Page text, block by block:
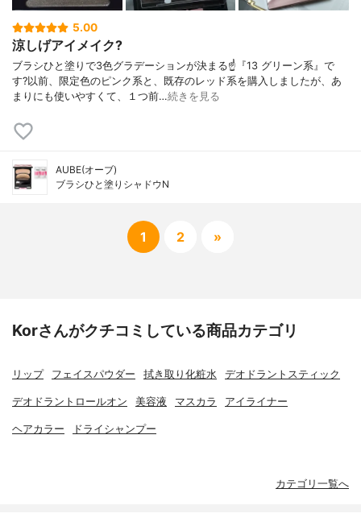
5.00
涼しげアイメイク?
ブラシひと塗りで3色グラデーションが決まる☝️『13 グリーン系』で
す?以前、限定色のピンク系と、既存のレッド系を購入しましたが、あ
まりにも使いやすくて、１つ前…続きを見る
AUBE(オーブ)
ブラシひと塗りシャドウN
1 2 »
Korさんがクチコミしている商品カテゴリ
リップ フェイスパウダー 拭き取り化粧水 デオドラントスティック
デオドラントロールオン 美容液 マスカラ アイライナー
ヘアカラー ドライシャンプー
カテゴリ一覧へ